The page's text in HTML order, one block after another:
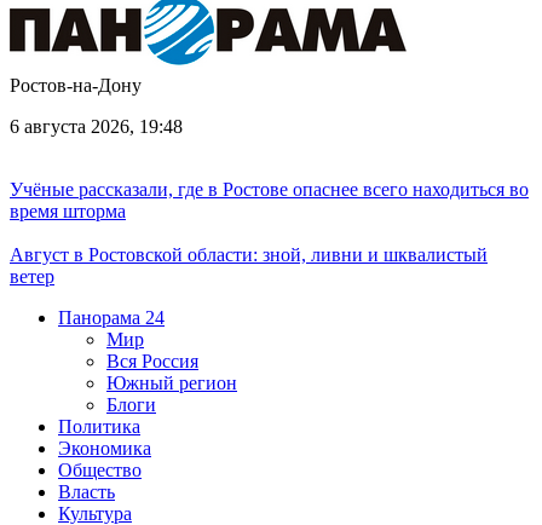
Ростов-на-Дону
6 августа 2026, 19:48
Учёные рассказали, где в Ростове опаснее всего находиться во
время шторма
Август в Ростовской области: зной, ливни и шквалистый
ветер
Панорама 24
Мир
Вся Россия
Южный регион
Блоги
Политика
Экономика
Общество
Власть
Культура